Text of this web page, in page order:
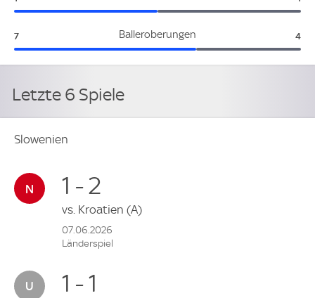
Balleroberungen
Slowenien:
7 4
Letzte 6 Spiele
Slowenien
1 - 2
vs. Kroatien (A)
07.06.2026
Länderspiel
1 - 1